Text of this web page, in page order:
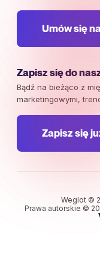
Umów się
Zapisz się do
Bądź na bieżąco z
marketingowymi,
Zapisz się
Weglot ©
Prawa autorskie ©